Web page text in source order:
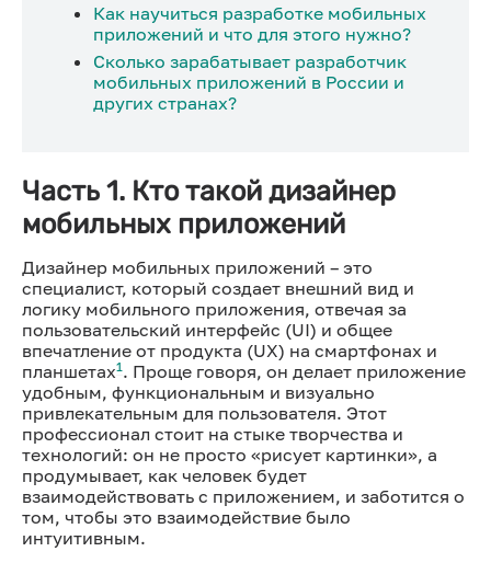
Как научиться разработке мобильных
приложений и что для этого нужно?
Сколько зарабатывает разработчик
мобильных приложений в России и
других странах?
Часть 1. Кто такой дизайнер
мобильных приложений
Дизайнер мобильных приложений – это
специалист, который создает внешний вид и
логику мобильного приложения, отвечая за
пользовательский интерфейс (UI) и общее
впечатление от продукта (UX) на смартфонах и
планшетах1 . Проще говоря, он делает приложение
удобным, функциональным и визуально
привлекательным для пользователя. Этот
профессионал стоит на стыке творчества и
технологий: он не просто «рисует картинки», а
продумывает, как человек будет
взаимодействовать с приложением, и заботится о
том, чтобы это взаимодействие было
интуитивным.